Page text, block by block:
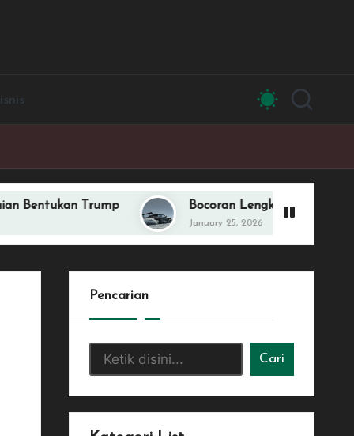
Trump Bocoran Lengkap vivo V70 Series,
January 25, 2026
Pencarian
Cari